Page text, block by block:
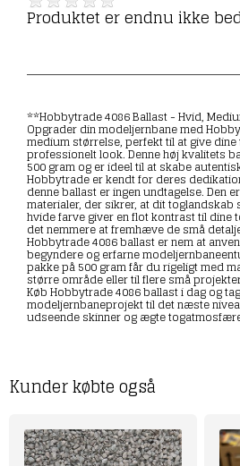
Produktet er endnu ikke
**Hobbytrade 4086 Ballast - Hvid,
Opgrader din modeljernbane med
medium størrelse, perfekt til at give
professionelt look. Denne høj kvalitets
500 gram og er ideel til at skabe
Hobbytrade er kendt for deres
denne ballast er ingen undtagelse. Den
materialer, der sikrer, at dit toglandskab
hvide farve giver en flot kontrast til dine
det nemmere at fremhæve de små
Hobbytrade 4086 ballast er nem at
begyndere og erfarne
pakke på 500 gram får du rigeligt med
større område eller til flere små
Køb Hobbytrade 4086 ballast i dag og
modeljernbaneprojekt til det næste
udseende skinner og ægte
Kunder købte også